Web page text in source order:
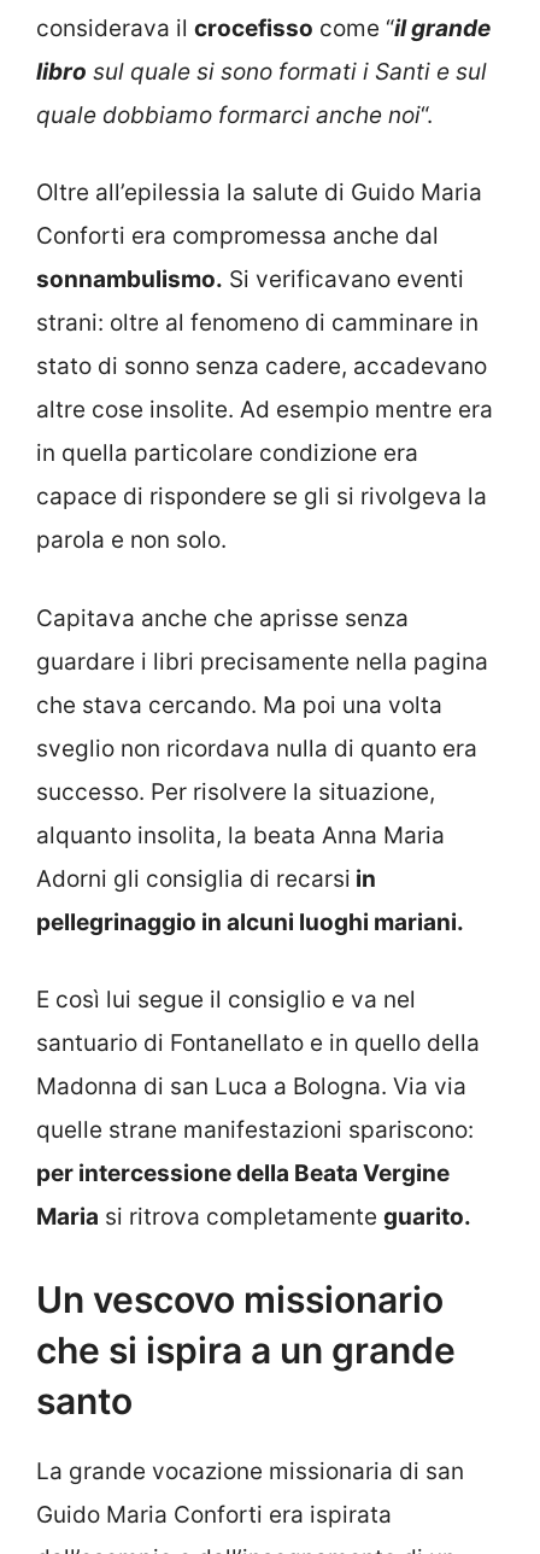
considerava il crocefisso come “il grande
libro sul quale si sono formati i Santi e sul
quale dobbiamo formarci anche noi“.
Oltre all’epilessia la salute di Guido Maria
Conforti era compromessa anche dal
sonnambulismo. Si verificavano eventi
strani: oltre al fenomeno di camminare in
stato di sonno senza cadere, accadevano
altre cose insolite. Ad esempio mentre era
in quella particolare condizione era
capace di rispondere se gli si rivolgeva la
parola e non solo.
Capitava anche che aprisse senza
guardare i libri precisamente nella pagina
che stava cercando. Ma poi una volta
sveglio non ricordava nulla di quanto era
successo. Per risolvere la situazione,
alquanto insolita, la beata Anna Maria
Adorni gli consiglia di recarsi in
pellegrinaggio in alcuni luoghi mariani.
E così lui segue il consiglio e va nel
santuario di Fontanellato e in quello della
Madonna di san Luca a Bologna. Via via
quelle strane manifestazioni spariscono:
per intercessione della Beata Vergine
Maria si ritrova completamente guarito.
Un vescovo missionario
che si ispira a un grande
santo
La grande vocazione missionaria di san
Guido Maria Conforti era ispirata